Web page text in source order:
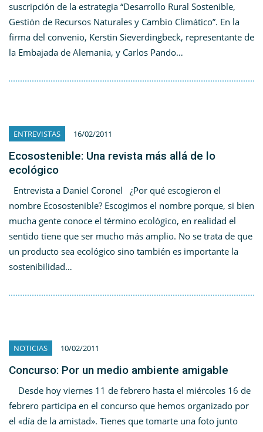
suscripción de la estrategia “Desarrollo Rural Sostenible,
Gestión de Recursos Naturales y Cambio Climático”. En la
firma del convenio, Kerstin Sieverdingbeck, representante de
la Embajada de Alemania, y Carlos Pando…
ENTREVISTAS 16/02/2011
Ecosostenible: Una revista más allá de lo
ecológico
Entrevista a Daniel Coronel ¿Por qué escogieron el
nombre Ecosostenible? Escogimos el nombre porque, si bien
mucha gente conoce el término ecológico, en realidad el
sentido tiene que ser mucho más amplio. No se trata de que
un producto sea ecológico sino también es importante la
sostenibilidad…
NOTICIAS 10/02/2011
Concurso: Por un medio ambiente amigable
Desde hoy viernes 11 de febrero hasta el miércoles 16 de
febrero participa en el concurso que hemos organizado por
el «día de la amistad». Tienes que tomarte una foto junto